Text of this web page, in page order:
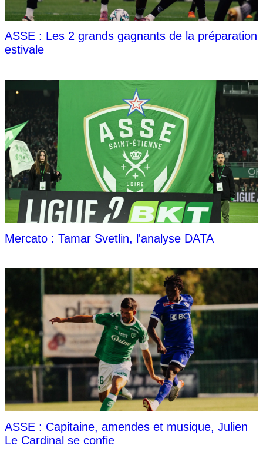
ASSE : Les 2 grands gagnants de la préparation
estivale
Mercato : Tamar Svetlin, l'analyse DATA
ASSE : Capitaine, amendes et musique, Julien
Le Cardinal se confie